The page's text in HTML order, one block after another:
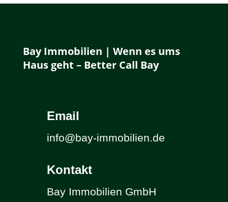
Bay Immobilien | Wenn es ums
Haus geht – Better Call Bay
Email
info@bay-immobilien.de
Kontakt
Bay Immobilien GmbH